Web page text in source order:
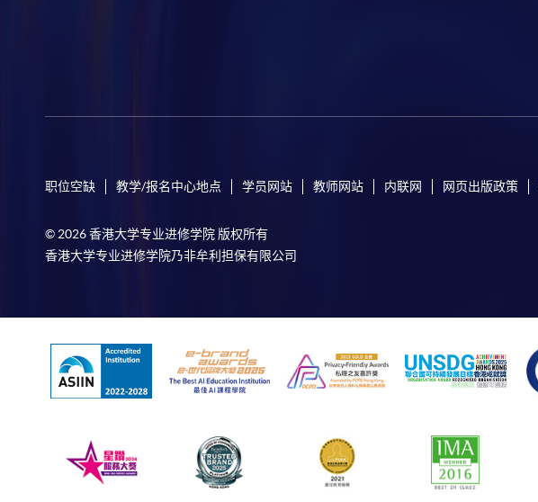
职位空缺 教学/报名中心地点 学员网站 教师网站 内联网 网页出版政策
© 2026 香港大学专业进修学院 版权所有
香港大学专业进修学院乃非牟利担保有限公司